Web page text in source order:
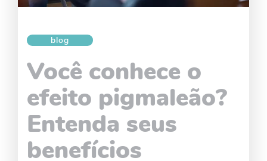
blog
Você conhece o
efeito pigmaleão?
Entenda seus
benefícios